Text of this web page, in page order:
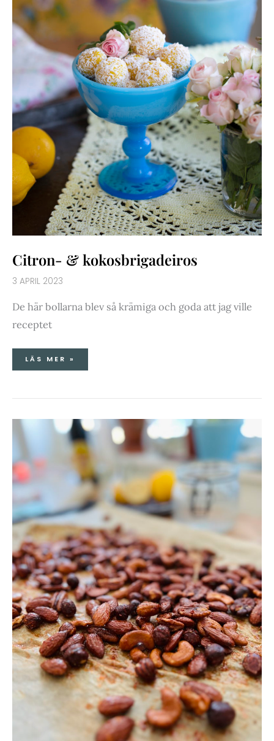
Citron- & kokosbrigadeiros
3 APRIL 2023
De här bollarna blev så krämiga och goda att jag ville
receptet
LÄS MER »
KNAPRIGA
SAMBALNÖTTER